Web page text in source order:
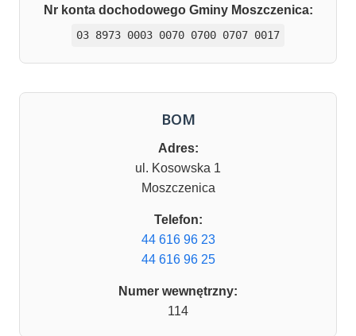
Nr konta dochodowego Gminy Moszczenica:
03 8973 0003 0070 0700 0707 0017
BOM
Adres:
ul. Kosowska 1
Moszczenica
Telefon:
44 616 96 23
44 616 96 25
Numer wewnętrzny:
114